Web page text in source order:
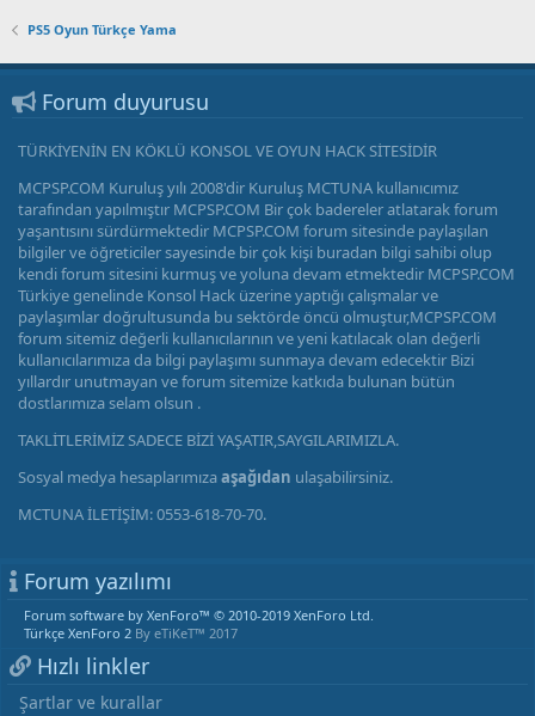
PS5 Oyun Türkçe Yama
Forum duyurusu
TÜRKİYENİN EN KÖKLÜ KONSOL VE OYUN HACK SİTESİDİR
MCPSP.COM Kuruluş yılı 2008'dir Kuruluş MCTUNA kullanıcımız
tarafından yapılmıştır MCPSP.COM Bir çok badereler atlatarak forum
yaşantısını sürdürmektedir MCPSP.COM forum sitesinde paylaşılan
bilgiler ve öğreticiler sayesinde bir çok kişi buradan bilgi sahibi olup
kendi forum sitesini kurmuş ve yoluna devam etmektedir MCPSP.COM
Türkiye genelinde Konsol Hack üzerine yaptığı çalışmalar ve
paylaşımlar doğrultusunda bu sektörde öncü olmuştur,MCPSP.COM
forum sitemiz değerli kullanıcılarının ve yeni katılacak olan değerli
kullanıcılarımıza da bilgi paylaşımı sunmaya devam edecektir Bizi
yıllardır unutmayan ve forum sitemize katkıda bulunan bütün
dostlarımıza selam olsun .
TAKLİTLERİMİZ SADECE BİZİ YAŞATIR,SAYGILARIMIZLA.
Sosyal medya hesaplarımızaaşağıdan ulaşabilirsiniz.
MCTUNA İLETİŞİM: 0553-618-70-70.
Forum yazılımı
Forum software by XenForo™ © 2010-2019 XenForo Ltd.
Türkçe XenForo 2 By eTiKeT™ 2017
Hızlı linkler
Şartlar ve kurallar